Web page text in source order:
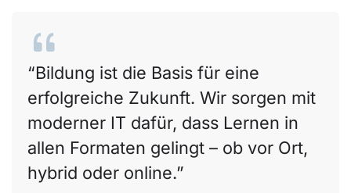
Bildung ist die Basis für eine
erfolgreiche Zukunft. Wir sorgen mit
moderner IT dafür, dass Lernen in
allen Formaten gelingt – ob vor Ort,
hybrid oder online.